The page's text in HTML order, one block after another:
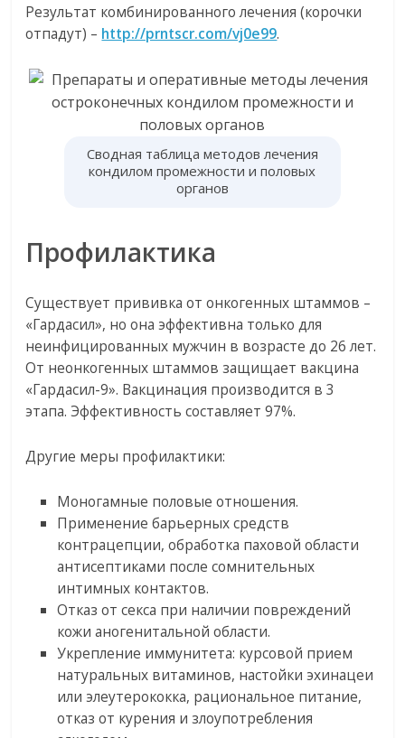
Результат комбинированного лечения (корочки
отпадут) – http://prntscr.com/vj0e99.
Сводная таблица методов лечения
кондилом промежности и половых
органов
Профилактика
Существует прививка от онкогенных штаммов –
«Гардасил», но она эффективна только для
неинфицированных мужчин в возрасте до 26 лет.
От неонкогенных штаммов защищает вакцина
«Гардасил-9». Вакцинация производится в 3
этапа. Эффективность составляет 97%.
Другие меры профилактики:
Моногамные половые отношения.
Применение барьерных средств
контрацепции, обработка паховой области
антисептиками после сомнительных
интимных контактов.
Отказ от секса при наличии повреждений
кожи аногенитальной области.
Укрепление иммунитета: курсовой прием
натуральных витаминов, настойки эхинацеи
или элеутерококка, рациональное питание,
отказ от курения и злоупотребления